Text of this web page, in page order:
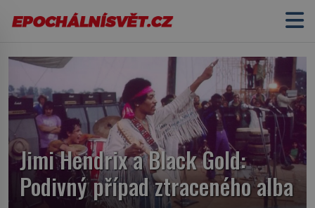
Jimi Hendrix a Black Gold:
Podivný případ ztraceného alba